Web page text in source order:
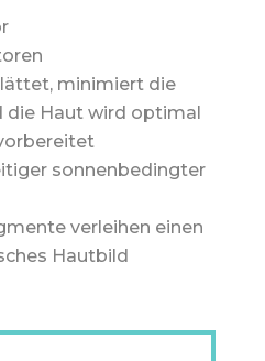
minimiert die
die Haut wird optimal
sonnenbedingter
verleihen einen
Hautbild